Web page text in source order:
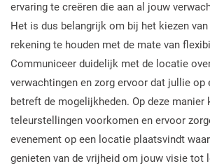
ervaring te creëren die aan al jouw
Het is dus belangrijk om bij het kiezen
rekening te houden met de mate van
Communiceer duidelijk met de locatie
verwachtingen en zorg ervoor dat jullie op
betreft de mogelijkheden. Op deze manier
teleurstellingen voorkomen en ervoor
evenement op een locatie plaatsvindt
genieten van de vrijheid om jouw visie tot